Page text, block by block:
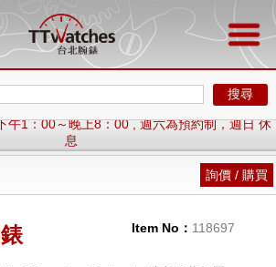
搜尋
午1：00～晚上8：00 , 週六為預約制，週日 休
迎加 LINE , ID : @ttwatches
午1：00～晚上8：00 , 週六為預約制，週日 休
詢價 / 購買
Item No： 118697